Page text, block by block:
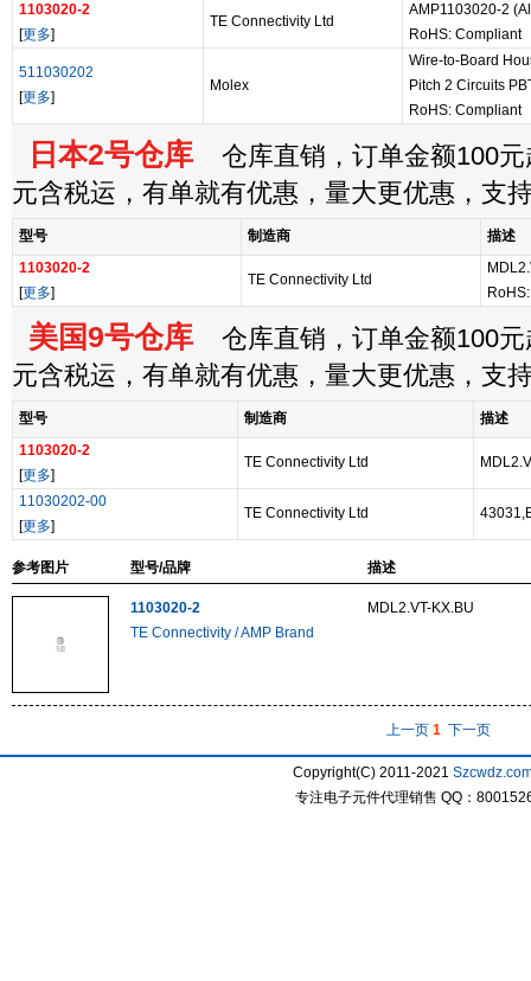
1103020-2
[更多]
TE Connectivity Ltd
AMP1103020-2
RoHS: Compliant
511030202
[更多]
Molex
Wire-to-Board
Pitch 2 Circuits
RoHS: Compliant
日本2号仓库 仓库直销，订单金额100元
元含税运，有单就有优惠，量大更优惠，支
型号 制造商
描述
1103020-2
[更多]
TE Connectivity Ltd
美国9号仓库 仓库直销，订单金额100元
元含税运，有单就有优惠，量大更优惠，支
型号 制造商
描述
1103020-2
[更多]
TE Connectivity Ltd
11030202-00
[更多]
TE Connectivity Ltd
参考图片 型号/品牌 描述
1103020-2
TE Connectivity / AMP Brand
MDL2.VT-KX.BU
上一页 1 下一页
Copyright(C) 2011-2021
专注电子元件代理销售 QQ：